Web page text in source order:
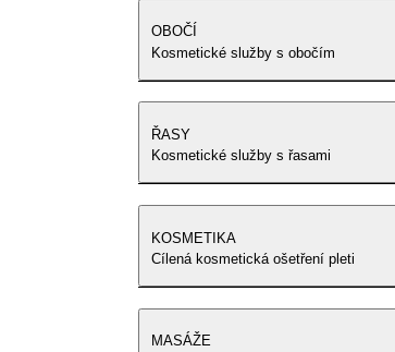
OBOČÍ
Kosmetické služby s obočím
ŘASY
Kosmetické služby s řasami
KOSMETIKA
Cílená kosmetická ošetření pleti
MASÁŽE